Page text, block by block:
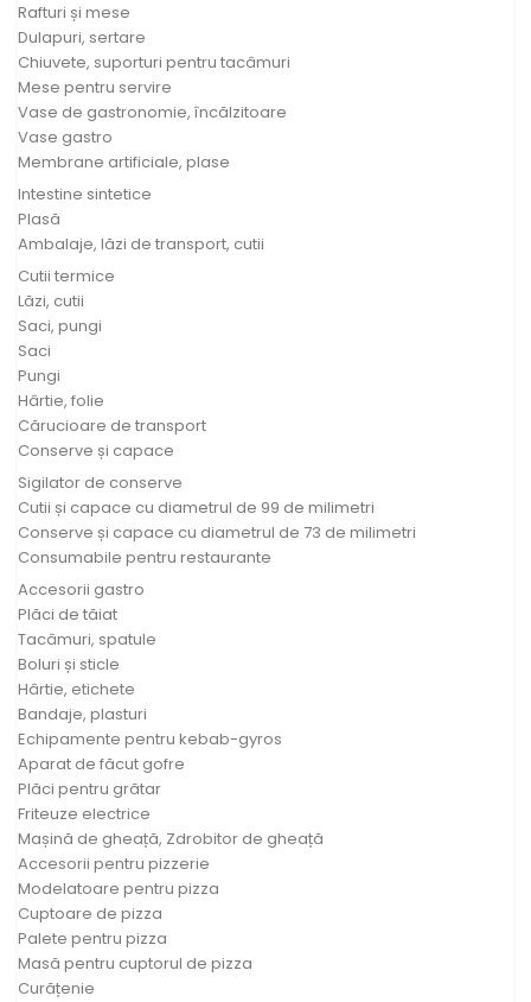
Rafturi și mese
Dulapuri, sertare
Chiuvete, suporturi pentru tacâmuri
Mese pentru servire
Vase de gastronomie, încălzitoare
Vase gastro
Membrane artificiale, plase
Intestine sintetice
Plasă
Ambalaje, lăzi de transport, cutii
Cutii termice
Lăzi, cutii
Saci, pungi
Saci
Pungi
Hârtie, folie
Cărucioare de transport
Conserve și capace
Sigilator de conserve
Cutii și capace cu diametrul de 99 de milimetri
Conserve și capace cu diametrul de 73 de milimetri
Consumabile pentru restaurante
Accesorii gastro
Plăci de tăiat
Tacâmuri, spatule
Boluri și sticle
Hârtie, etichete
Bandaje, plasturi
Echipamente pentru kebab-gyros
Aparat de făcut gofre
Plăci pentru grătar
Friteuze electrice
Mașină de gheață, Zdrobitor de gheață
Accesorii pentru pizzerie
Modelatoare pentru pizza
Cuptoare de pizza
Palete pentru pizza
Masă pentru cuptorul de pizza
Curățenie